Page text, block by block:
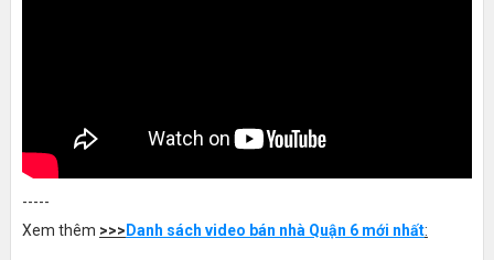
-----
Xem thêm >>> Danh sách video bán nhà Quận 6 mới nhất: